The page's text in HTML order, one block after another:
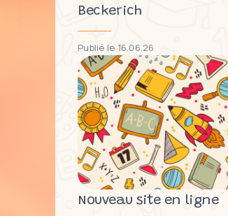
Beckerich
Publié le 16.06.26
Nouveau site en ligne